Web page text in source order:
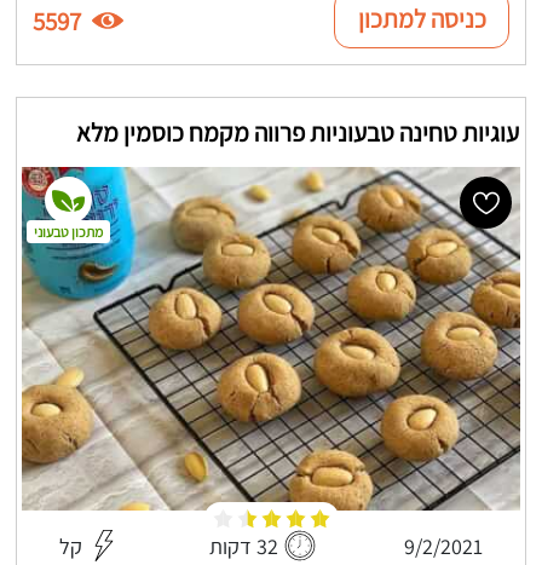
כניסה למתכון 5597
עוגיות טחינה טבעוניות פרווה מקמח כוסמין מלא
9/2/2021 32 דקות קל
מתכון טבעוני